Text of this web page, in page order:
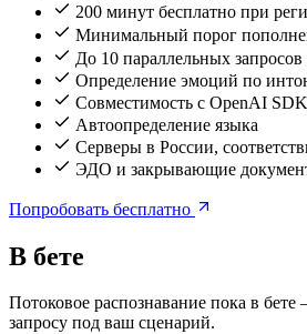
200 минут бесплатно при
Минимальный порог
До 10 параллельных
Определение эмоций по
Совместимость с OpenAI SDK
Автоопределение языка
Серверы в России,
ЭДО и закрывающие
Попробовать бесплатно
В бете
Потоковое распознавание пока в
запросу под ваш сценарий.